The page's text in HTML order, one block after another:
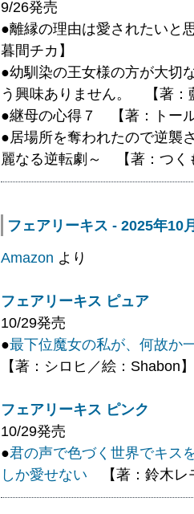
9/26発売
●離縁の理由は愛されたい
暮間チカ】
●幼馴染の王女様の方が大
う興味ありません。 【著：
●継母の心得７ 【著：トー
●居場所を奪われたので逆
麗なる逆転劇～ 【著：つく
フェアリーキス - 2025年10
Amazon より
フェアリーキス ピュア
10/29発売
●最下位魔女の私が、何故か
【著：シロヒ／絵：Shabon】
フェアリーキス ピンク
10/29発売
●君の声で色づく世界でキ
しか愛せない 【著：鈴木レ